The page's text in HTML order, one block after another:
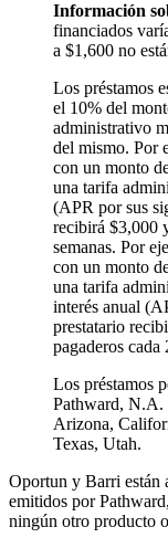
Información
financiados
a $1,600 no
Los préstamos
el 10% del
administrativo
del mismo. Por
con un monto
una tarifa
(APR por sus
recibirá $3,000
semanas. Por
con un monto
una tarifa
interés anual
prestatario
pagaderos cada
Los préstamos
Pathward, N.A.
Arizona,
Texas, Utah.
Oportun y Barri están
emitidos por
ningún otro producto